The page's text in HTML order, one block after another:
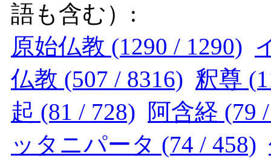
語も含む）:
原始仏教 (1290 / 1290)
仏教 (507 / 8316) 釈尊
起 (81 / 728) 阿含経 (79
ッタニパータ (74 / 458)